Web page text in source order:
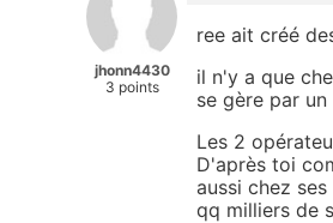
jhonn4430
3 points
ree ait créé
il n'y a que
se gère par
Les 2
D'après toi
aussi chez
qq milliers de